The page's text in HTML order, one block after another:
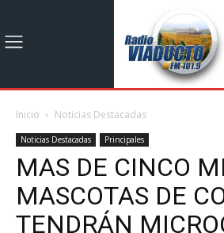
Inicio Noticias Destacadas
Noticias Destacadas Principales
MAS DE CINCO
MASCOTAS DE
TENDRÁN